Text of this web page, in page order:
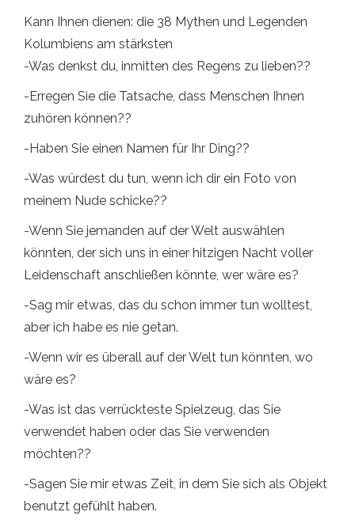
Kann Ihnen dienen: die 38 Mythen und Legenden
Kolumbiens am stärksten
-Was denkst du, inmitten des Regens zu lieben??
-Erregen Sie die Tatsache, dass Menschen Ihnen
zuhören können??
-Haben Sie einen Namen für Ihr Ding??
-Was würdest du tun, wenn ich dir ein Foto von
meinem Nude schicke??
-Wenn Sie jemanden auf der Welt auswählen
könnten, der sich uns in einer hitzigen Nacht voller
Leidenschaft anschließen könnte, wer wäre es?
-Sag mir etwas, das du schon immer tun wolltest,
aber ich habe es nie getan.
-Wenn wir es überall auf der Welt tun könnten, wo
wäre es?
-Was ist das verrückteste Spielzeug, das Sie
verwendet haben oder das Sie verwenden
möchten??
-Sagen Sie mir etwas Zeit, in dem Sie sich als Objekt
benutzt gefühlt haben.